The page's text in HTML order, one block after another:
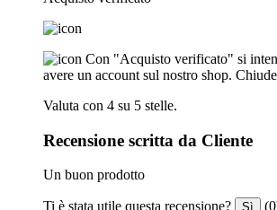
Con "Acquisto verificato" si
avere un account sul nostro shop.
Valuta con 4 su 5 stelle.
Recensione scritta da Cliente
Un buon prodotto
Ti è stata utile questa recensione? Sì